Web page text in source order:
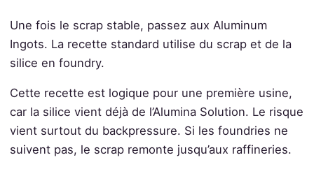
Une fois le scrap stable, passez aux Aluminum
Ingots. La recette standard utilise du scrap et de la
silice en foundry.
Cette recette est logique pour une première usine,
car la silice vient déjà de l’Alumina Solution. Le risque
vient surtout du backpressure. Si les foundries ne
suivent pas, le scrap remonte jusqu’aux raffineries.